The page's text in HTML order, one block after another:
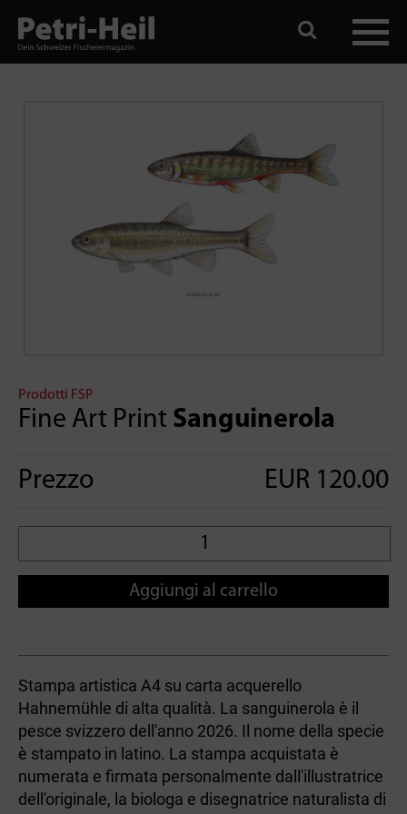
Prodotti FSP
Fine Art Print Sanguinerola
Prezzo EUR 120.00
Aggiungi al carrello
Stampa artistica A4 su carta acquerello
Hahnemühle di alta qualità. La sanguinerola è il
pesce svizzero dell'anno 2026. Il nome della specie
è stampato in latino. La stampa acquistata è
numerata e firmata personalmente dall'illustratrice
dell'originale, la biologa e disegnatrice naturalista di